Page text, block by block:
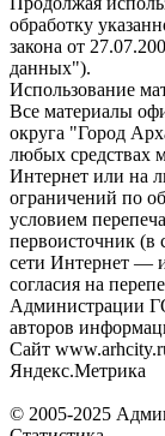
обработку
закона от
данных").
Использование
Все материалы
округа "Город
любых средствах
Интернет или на
ограничений по
условием
первоисточник (в
сети Интернет —
согласия на
Администрации
авторов
Сайт
Яндекс.Метрика
© 2005-2025